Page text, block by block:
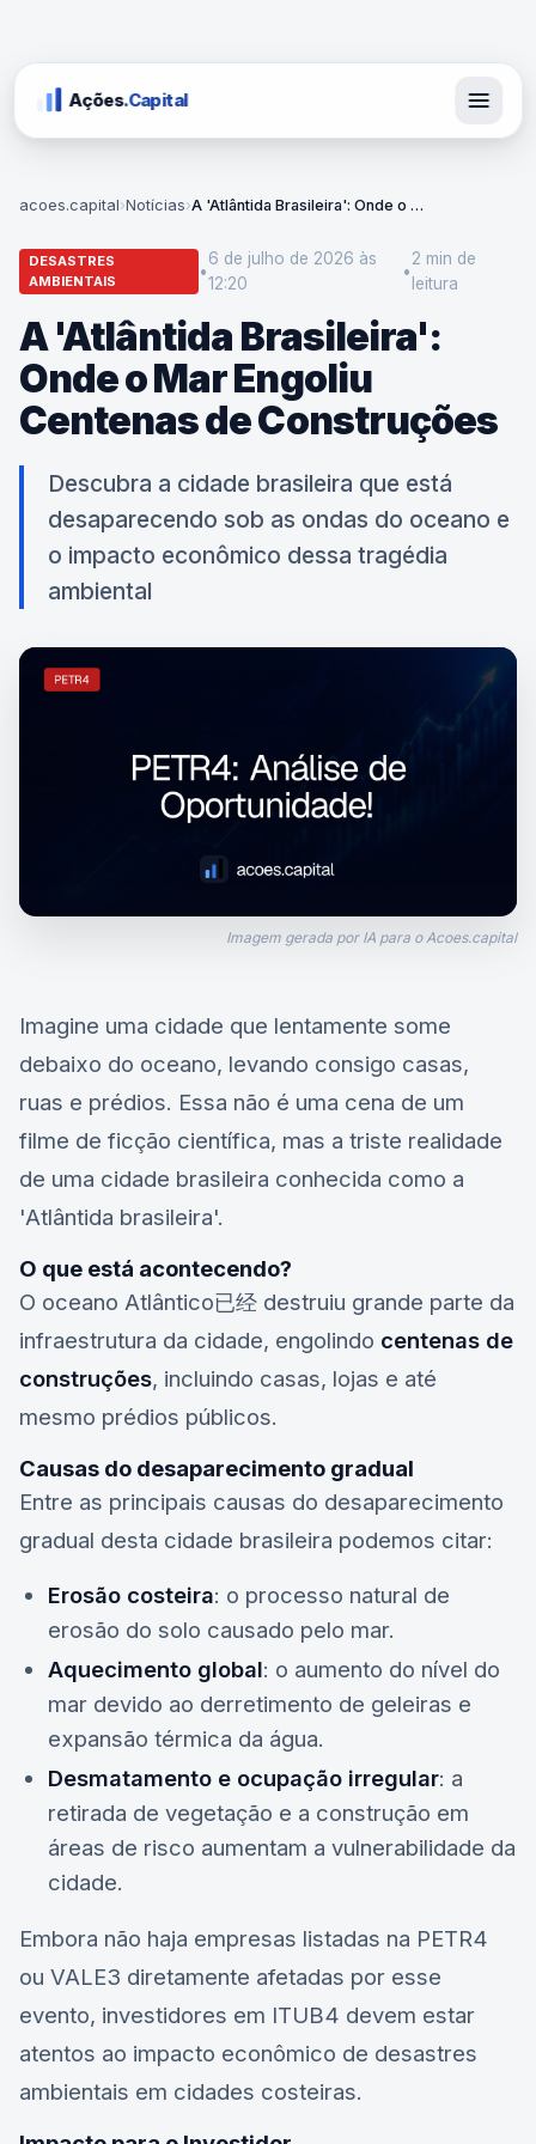
Ações.Capital
acoes.capital›Notícias› A 'Atlântida Brasileira': Onde o Mar Engoliu Centenas de Construções
DESASTRES
AMBIENTAIS
•
6 de julho de 2026 às
12:20
•
2 min de
leitura
A 'Atlântida Brasileira':
Onde o Mar Engoliu
Centenas de Construções
Descubra a cidade brasileira que está
desaparecendo sob as ondas do oceano e
o impacto econômico dessa tragédia
ambiental
Imagem gerada por IA para o Acoes.capital
Imagine uma cidade que lentamente some
debaixo do oceano, levando consigo casas,
ruas e prédios. Essa não é uma cena de um
filme de ficção científica, mas a triste realidade
de uma cidade brasileira conhecida como a
'Atlântida brasileira'.
O que está acontecendo?
O oceano Atlântico已经 destruiu grande parte da
infraestrutura da cidade, engolindo centenas de
construções, incluindo casas, lojas e até
mesmo prédios públicos.
Causas do desaparecimento gradual
Entre as principais causas do desaparecimento
gradual desta cidade brasileira podemos citar:
Erosão costeira: o processo natural de
erosão do solo causado pelo mar.
Aquecimento global: o aumento do nível do
mar devido ao derretimento de geleiras e
expansão térmica da água.
Desmatamento e ocupação irregular: a
retirada de vegetação e a construção em
áreas de risco aumentam a vulnerabilidade da
cidade.
Embora não haja empresas listadas na PETR4
ou VALE3 diretamente afetadas por esse
evento, investidores em ITUB4 devem estar
atentos ao impacto econômico de desastres
ambientais em cidades costeiras.